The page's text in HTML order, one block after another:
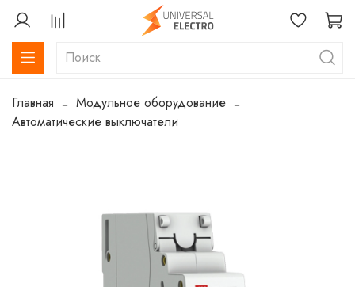
Главная
Модульное оборудование
Автоматические выключатели